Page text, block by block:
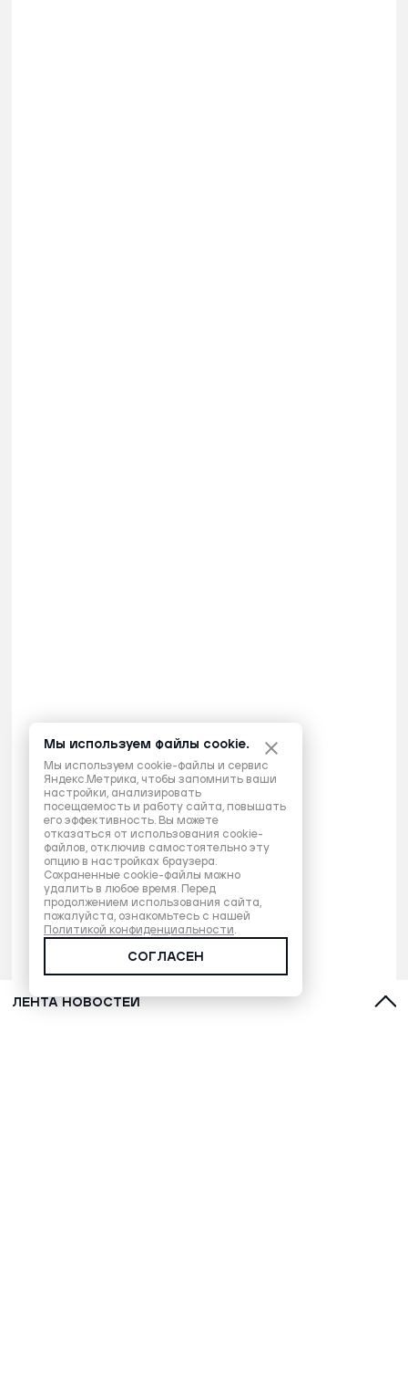
ЛЕНТА НОВОСТЕЙ
Мы используем файлы cookie.
Мы используем cookie-файлы и сервис
Яндекс.Метрика, чтобы запомнить ваши
настройки, анализировать
посещаемость и работу сайта, повышать
его эффективность. Вы можете
отказаться от использования cookie-
файлов, отключив самостоятельно эту
опцию в настройках браузера.
Сохраненные cookie-файлы можно
удалить в любое время. Перед
продолжением использования сайта,
пожалуйста, ознакомьтесь с нашей
Политикой конфиденциальности.
СОГЛАСЕН